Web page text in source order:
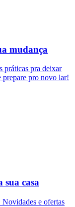
mudança
práticas pra deixar
prepare pro novo lar!
casa
Novidades e ofertas